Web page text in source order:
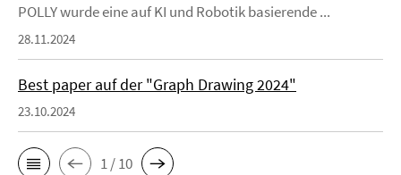
POLLY wurde eine auf KI und Robotik basierende ...
28.11.2024
Best paper auf der "Graph Drawing 2024"
23.10.2024
1 / 10